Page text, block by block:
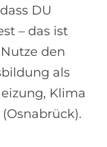
DU
– das ist
den
als
Klima